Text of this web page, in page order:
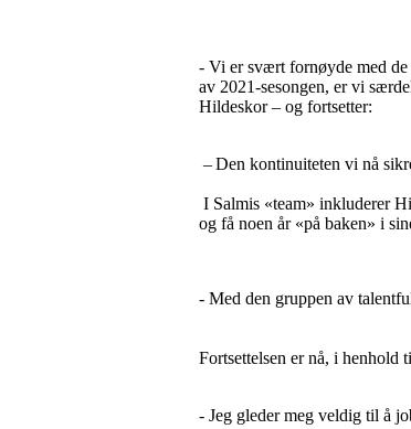
- Vi er svært fornøyde med de
av 2021-sesongen, er vi
Hildeskor – og fortsetter:
– Den kontinuiteten vi nå
I Salmis «team» inkluderer
og få noen år «på baken» i
- Med den gruppen av
Fortsettelsen er nå, i henhold
- Jeg gleder meg veldig til å